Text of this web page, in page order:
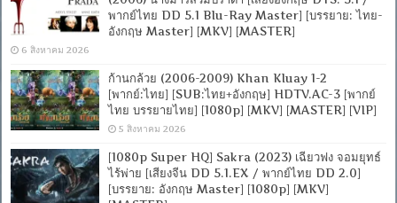
พากย์ไทย DD 5.1 Blu-Ray Master] [บรรยาย: ไทย-
อังกฤษ Master] [MKV] [MASTER]
6 สิงหาคม 2026
ก้านกล้วย (2006-2009) Khan Kluay 1-2
[พากย์:ไทย] [SUB:ไทย+อังกฤษ] HDTV.AC-3 [พากย์
ไทย บรรยายไทย] [1080p] [MKV] [MASTER] [VIP]
5 สิงหาคม 2026
[1080p Super HQ] Sakra (2023) เฉียวฟง จอมยุทธ์
ไร้พ่าย [เสียงจีน DD 5.1.EX / พากย์ไทย DD 2.0]
[บรรยาย: อังกฤษ Master] [1080p] [MKV]